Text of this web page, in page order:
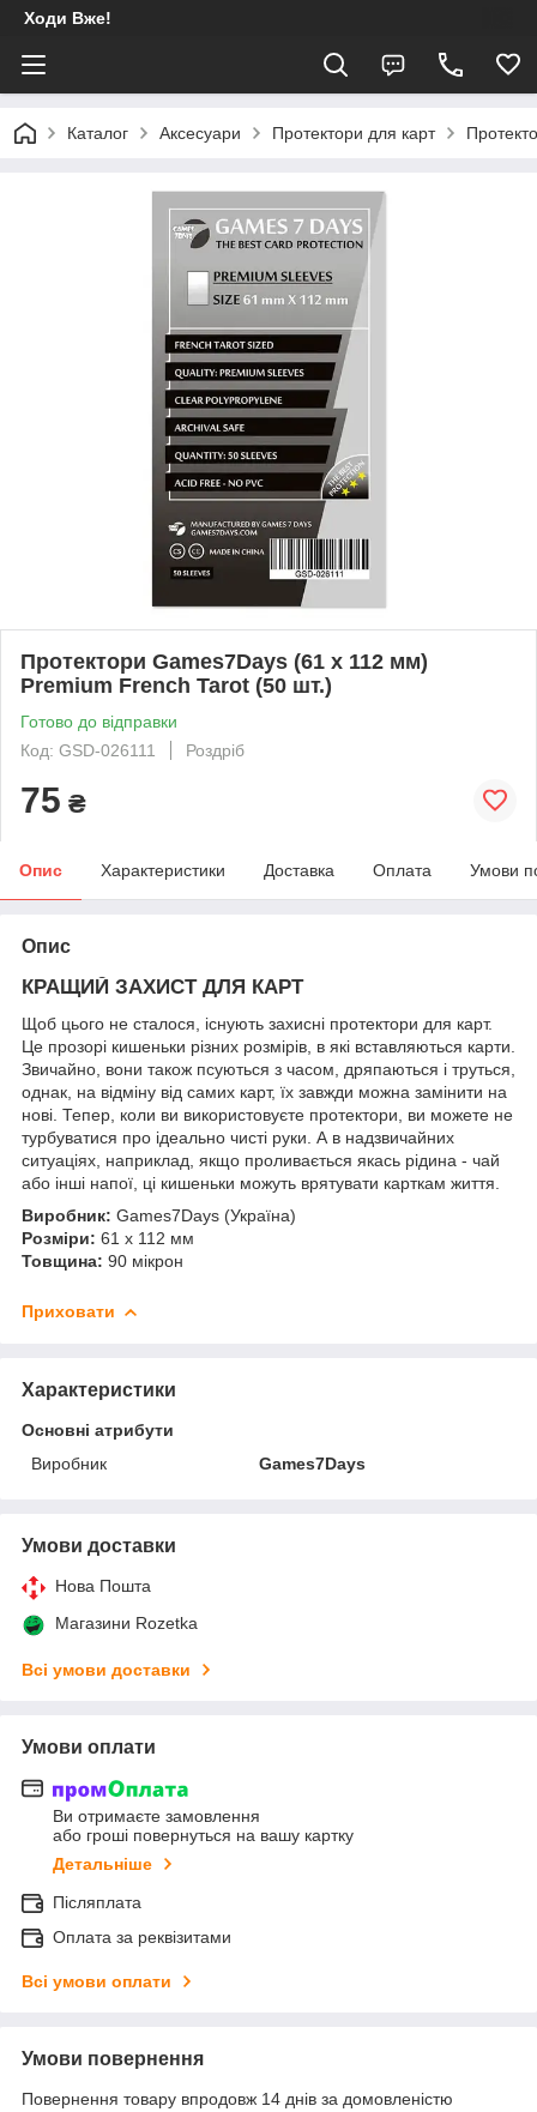
Ходи Вже!
Каталог Аксесуари Протектори для карт
Протектори Games7Days (61 x 112 мм)
Premium French Tarot (50 шт.)
Готово до відправки
Код: GSD-026111
Роздріб
75 ₴
Опис Характеристики Доставка Оплата Умови
Опис
КРАЩИЙ ЗАХИСТ ДЛЯ КАРТ
Щоб цього не сталося, існують захисні протектори для карт.
Це прозорі кишеньки різних розмірів, в які вставляються карти.
Звичайно, вони також псуються з часом, дряпаються і труться,
однак, на відміну від самих карт, їх завжди можна замінити на
нові. Тепер, коли ви використовуєте протектори, ви можете не
турбуватися про ідеально чисті руки. А в надзвичайних
ситуаціях, наприклад, якщо проливається якась рідина - чай
або інші напої, ці кишеньки можуть врятувати карткам життя.
Виробник: Games7Days (Україна)
Розміри: 61 x 112 мм
Товщина: 90 мікрон
Приховати
Характеристики
Основні атрибути
Виробник
Games7Days
Умови доставки
Нова Пошта
Магазини Rozetka
Всі умови доставки
Умови оплати
Ви отримаєте замовлення
або гроші повернуться на вашу картку
Детальніше
Післяплата
Оплата за реквізитами
Всі умови оплати
Умови повернення
Повернення товару впродовж 14 днів за домовленістю